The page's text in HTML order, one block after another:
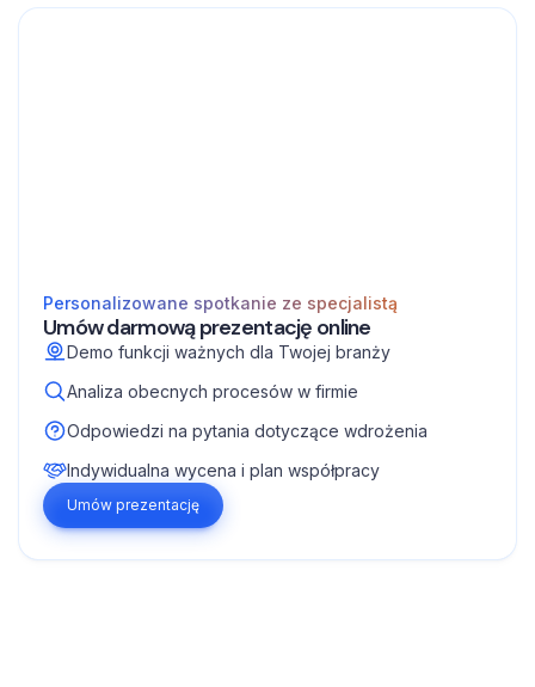
Personalizowane spotkanie ze specjalistą
Umów darmową prezentację online
Demo funkcji ważnych dla Twojej branży
Analiza obecnych procesów w firmie
Odpowiedzi na pytania dotyczące wdrożenia
Indywidualna wycena i plan współpracy
Umów prezentację